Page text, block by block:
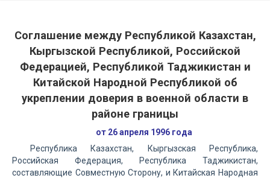
Соглашение между Республикой Казахстан,
Кыргызской Республикой, Российской
Федерацией, Республикой Таджикистан и
Китайской Народной Республикой об
укреплении доверия в военной области в
районе границы
от 26 апреля 1996 года
Республика Казахстан, Кыргызская Республика,
Российская Федерация, Республика Таджикистан,
составляющие Совместную Сторону, и Китайская Народная